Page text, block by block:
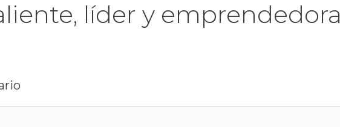
líder y emprendedora